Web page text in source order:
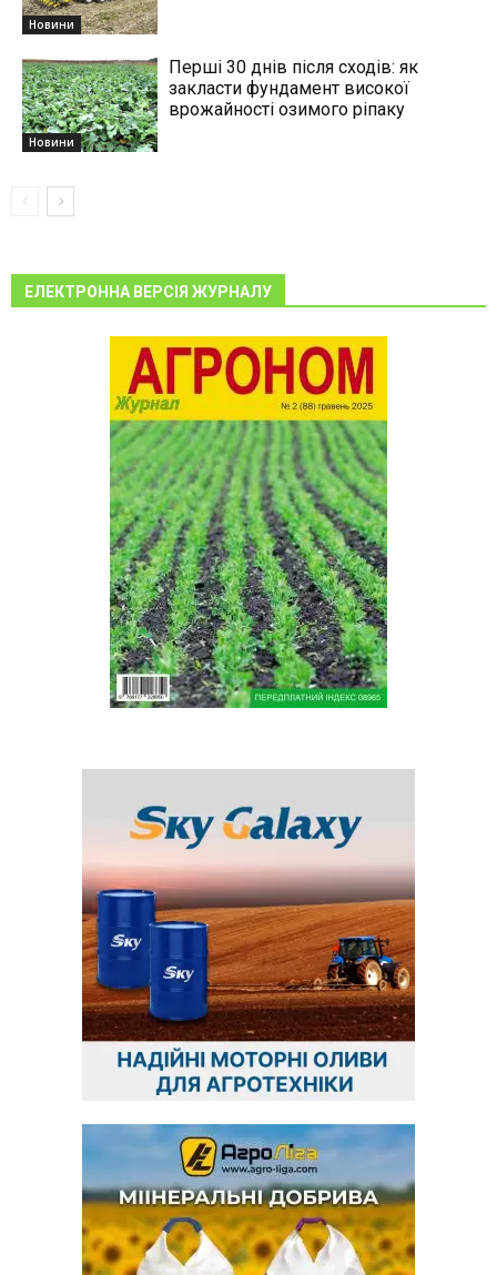
Новини
Новини
Перші 30 днів після сходів: як
закласти фундамент високої
врожайності озимого ріпаку
ЕЛЕКТРОННА ВЕРСІЯ ЖУРНАЛУ